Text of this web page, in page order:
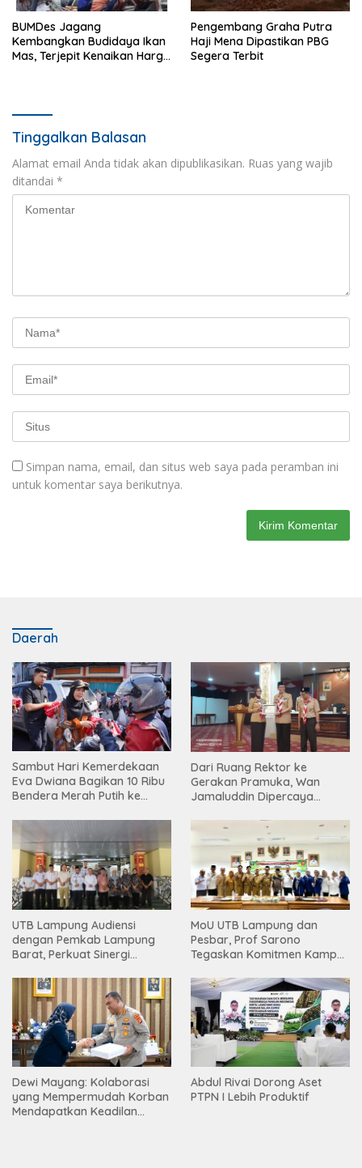
BUMDes Jagang
Kembangkan Budidaya Ikan
Mas, Terjepit Kenaikan Harga
Pengembang Graha Putra
Haji Mena Dipastikan PBG
Segera Terbit
Tinggalkan Balasan
Alamat email Anda tidak akan dipublikasikan. Ruas yang wajib
ditandai *
Simpan nama, email, dan situs web saya pada peramban ini
untuk komentar saya berikutnya.
Daerah
Sambut Hari Kemerdekaan
Eva Dwiana Bagikan 10 Ribu
Bendera Merah Putih ke
Dari Ruang Rektor ke
Gerakan Pramuka, Wan
Jamaluddin Dipercaya
UTB Lampung Audiensi
dengan Pemkab Lampung
Barat, Perkuat Sinergi
Tinggi
MoU UTB Lampung dan
Pesbar, Prof Sarono
Tegaskan Komitmen Kampus
Masyarakat
Dewi Mayang: Kolaborasi
yang Mempermudah Korban
Mendapatkan Keadilan
Abdul Rivai Dorong Aset
PTPN I Lebih Produktif